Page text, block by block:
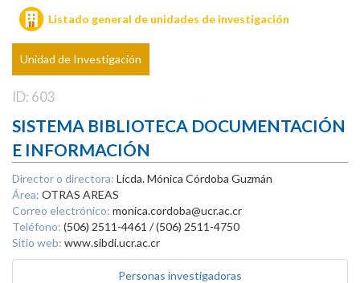
Listado general de unidades de investigación
Unidad de Investigación
ID: 603
SISTEMA BIBLIOTECA DOCUMENTACIÓN
E INFORMACIÓN
Director o directora: Licda. Mónica Córdoba Guzmán
Área: OTRAS AREAS
Correo electrónico: monica.cordoba@ucr.ac.cr
Teléfono: (506) 2511-4461 / (506) 2511-4750
Sitio web: www.sibdi.ucr.ac.cr
Personas investigadoras